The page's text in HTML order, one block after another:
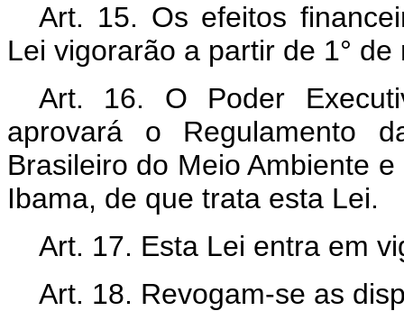
Art. 15. Os efeitos
Lei vigorarão a partir de 1°
Art. 16. O Poder
aprovará o Regulamento
Brasileiro do Meio Ambiente
Ibama, de que trata esta Lei.
Art. 17. Esta Lei entra em
Art. 18. Revogam-se as